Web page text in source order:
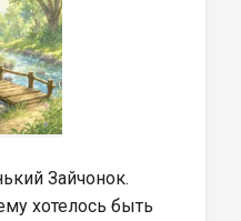
Зайчонок.
хотелось быть